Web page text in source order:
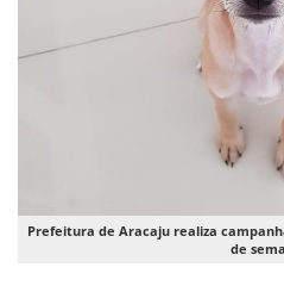
Prefeitura de Aracaju realiza
de